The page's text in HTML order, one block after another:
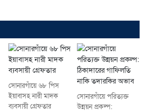
সোনারগাঁয়ে ৬৮ পিস
ইয়াবাসহ নারী মাদক
ব্যবসায়ী গ্রেফতার
সোনারগাঁয়ে পরিত্যক্ত
উন্নয়ন প্রকল্প: